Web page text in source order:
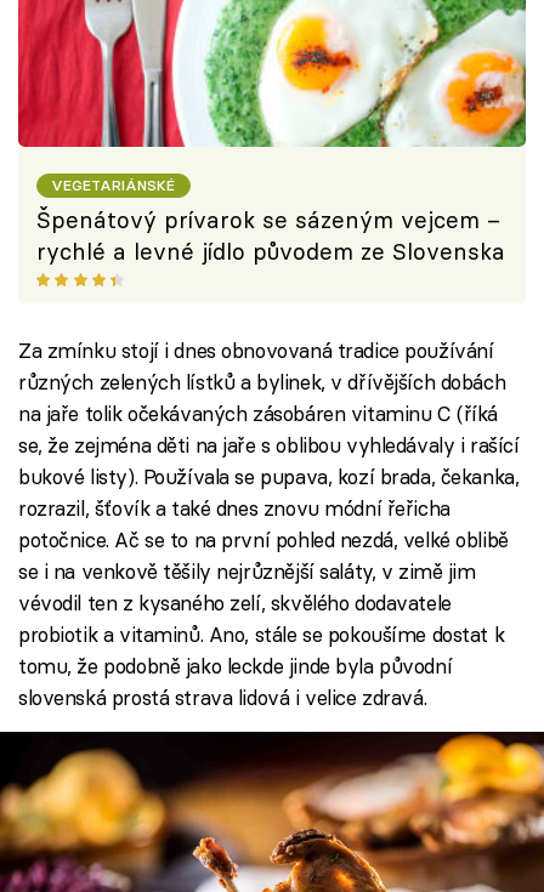
VEGETARIÁNSKÉ
Špenátový prívarok se sázeným vejcem –
rychlé a levné jídlo původem ze Slovenska
Za zmínku stojí i dnes obnovovaná tradice používání
různých zelených lístků a bylinek, v dřívějších dobách
na jaře tolik očekávaných zásobáren vitaminu C (říká
se, že zejména děti na jaře s oblibou vyhledávaly i rašící
bukové listy). Používala se pupava, kozí brada, čekanka,
rozrazil, šťovík a také dnes znovu módní řeřicha
potočnice. Ač se to na první pohled nezdá, velké oblibě
se i na venkově těšily nejrůznější saláty, v zimě jim
vévodil ten z kysaného zelí, skvělého dodavatele
probiotik a vitaminů. Ano, stále se pokoušíme dostat k
tomu, že podobně jako leckde jinde byla původní
slovenská prostá strava lidová i velice zdravá.